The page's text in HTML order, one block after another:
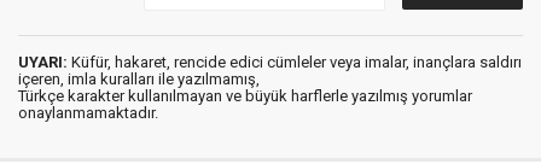
UYARI: Küfür, hakaret, rencide edici cümleler veya imalar, inançlara saldırı
içeren, imla kuralları ile yazılmamış,
Türkçe karakter kullanılmayan ve büyük harflerle yazılmış yorumlar
onaylanmamaktadır.